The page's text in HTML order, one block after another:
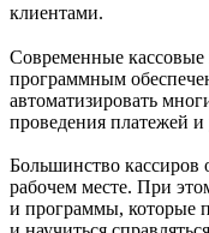
клиентами.
Современные
программным
автоматизировать
проведения платежей и
Большинство кассиров
рабочем месте. При
и программы, которые